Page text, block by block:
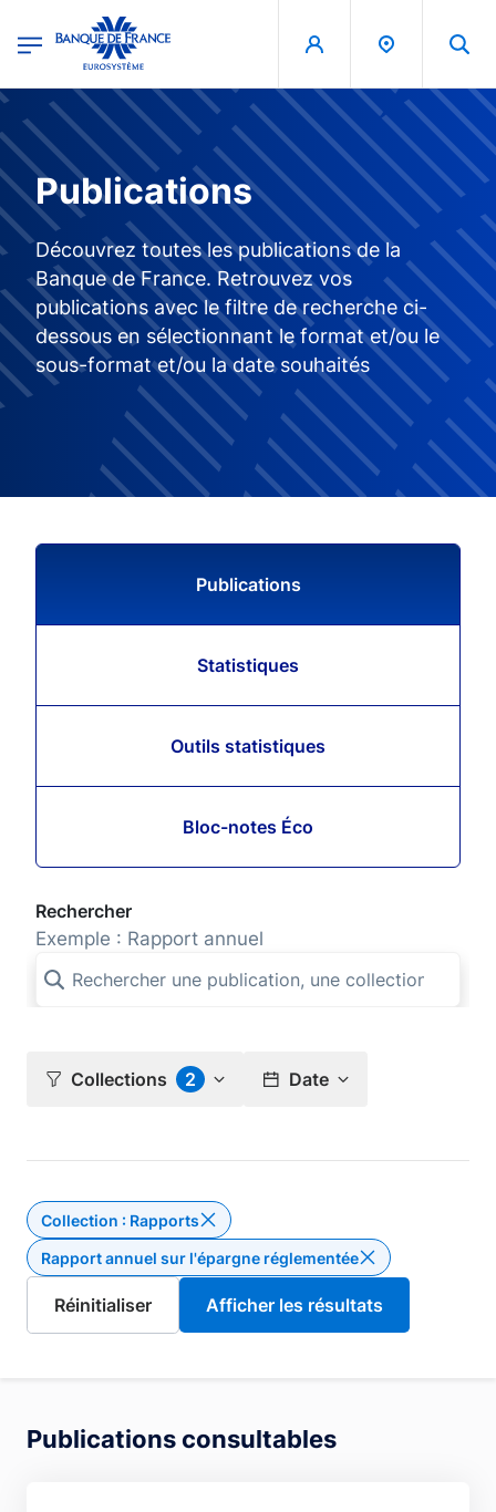
Banque de France - Menu Principal
Publications
Découvrez toutes les publications de la
Banque de France. Retrouvez vos
publications avec le filtre de recherche ci-
dessous en sélectionnant le format et/ou le
sous-format et/ou la date souhaités
Publications
Statistiques
Outils statistiques
Bloc-notes Éco
Rechercher
Exemple : Rapport annuel
Collections 2 Date
Collection : RapportsSupprimer le filtre Collection :
Rapport annuel sur l'épargne réglementée
Publications consultables